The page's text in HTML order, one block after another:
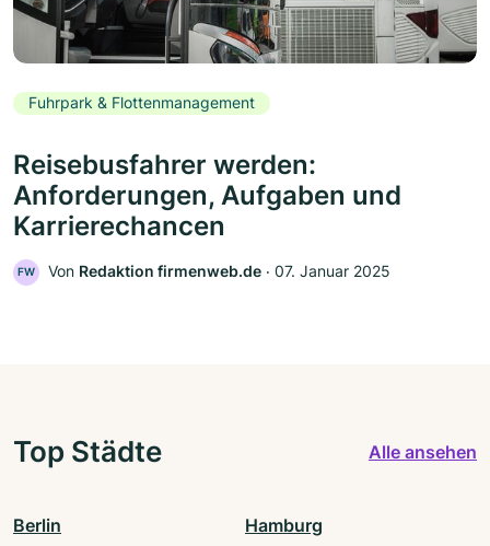
Fuhrpark & Flottenmanagement
Reisebusfahrer werden:
Anforderungen, Aufgaben und
Karrierechancen
FW Von Redaktion firmenweb.de ‧ 07. Januar 2025
Top Städte Alle ansehen
Berlin Hamburg